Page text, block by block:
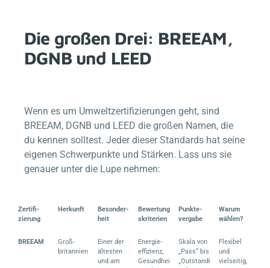
Die großen Drei: BREEAM,
DGNB und LEED
Wenn es um Umweltzertifizierungen geht, sind
BREEAM, DGNB und LEED die großen Namen, die
du kennen solltest. Jeder dieser Standards hat seine
eigenen Schwerpunkte und Stärken. Lass uns sie
genauer unter die Lupe nehmen:
Zertifi-
zierung
Herkunft
Besonder-
heit
Bewertung
skriterien
Punkte-
vergabe
Warum
wählen?
BREEAM
Groß-
britannien
Einer der
ältesten
und am
Energie-
effizienz,
Gesundhei
Skala von
„Pass“ bis
„Outstandi
Flexibel
und
vielseitig,